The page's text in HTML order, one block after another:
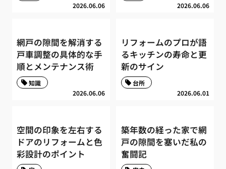
2026.06.06 2026.06.06
網戸の隙間を解消する
戸車調整の具体的な手
順とメンテナンス術
2026.06.06
知識
リフォームのプロが語
るキッチンの寿命と更
新のサイン
2026.06.01
台所
空間の印象を左右する
ドアのリフォームと色
彩設計のポイント
築年数の経った家で網
戸の隙間を塞いだ私の
奮闘記